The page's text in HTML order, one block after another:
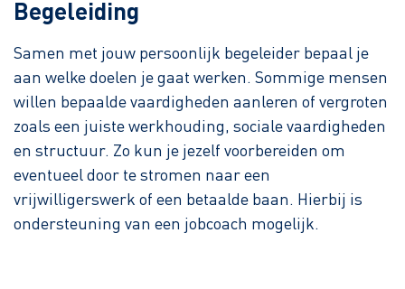
Begeleiding
Samen met jouw persoonlijk begeleider bepaal je
aan welke doelen je gaat werken. Sommige mensen
willen bepaalde vaardigheden aanleren of vergroten
zoals een juiste werkhouding, sociale vaardigheden
en structuur. Zo kun je jezelf voorbereiden om
eventueel door te stromen naar een
vrijwilligerswerk of een betaalde baan. Hierbij is
ondersteuning van een jobcoach mogelijk.